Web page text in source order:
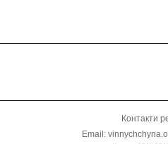
Контакти
Email: